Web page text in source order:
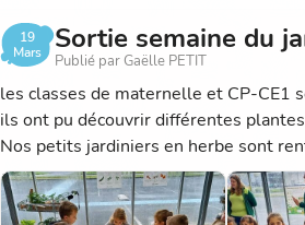
19
Mars
Sortie semaine du
Publié par Gaëlle PETIT
les classes de maternelle et CP-CE1
ils ont pu découvrir différentes
Nos petits jardiniers en herbe sont